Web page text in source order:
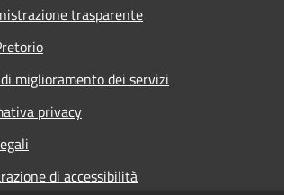
trasparente
miglioramento dei servizi
privacy
di accessibilità